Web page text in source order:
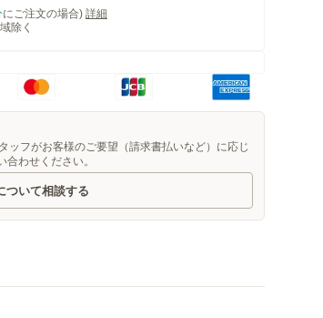
にご注文の場合) 詳細
除く
ッフがお客様のご要望（請求書払いなど）に応じ
わせください。
ついて相談する